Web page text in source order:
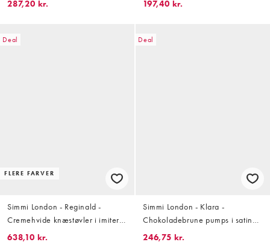
287,20 kr.
197,40 kr.
Deal
FLERE FARVER
Simmi London - Reginald -
Cremehvide knæstøvler i imiteret
pels med spænde
638,10 kr.
Deal
Simmi London - Klara -
Chokoladebrune pumps i satin
med hælrem og hæl
246,75 kr.